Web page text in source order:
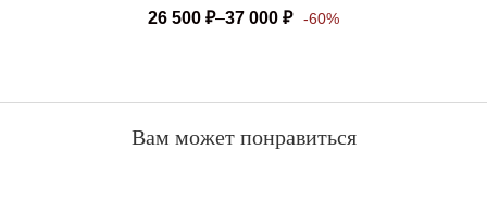
26 500 ₽–37 000 ₽ -60%
Вам может понравиться